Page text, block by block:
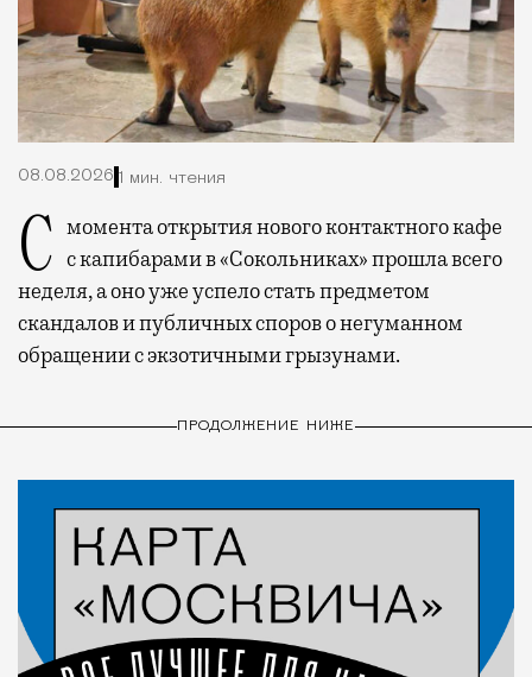
08.08.2026 1 мин. чтения
С момента открытия нового контактного кафе с капибарами в «Сокольниках» прошла всего
неделя, а оно уже успело стать предметом
скандалов и публичных споров о негуманном
обращении с экзотичными грызунами.
ПРОДОЛЖЕНИЕ НИЖЕ